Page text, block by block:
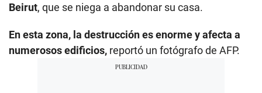
Beirut, que se niega a abandonar su casa.
En esta zona, la destrucción es enorme y afecta a
numerosos edificios, reportó un fotógrafo de AFP.